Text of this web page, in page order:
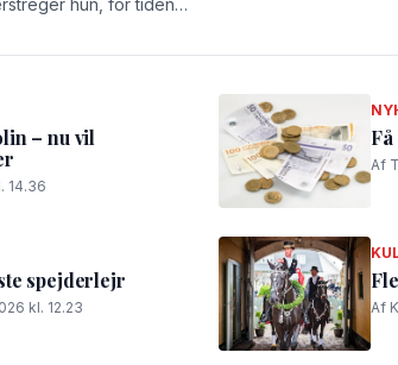
– nu vil
14.36
Af
spejderlejr
kl. 12.23 Af